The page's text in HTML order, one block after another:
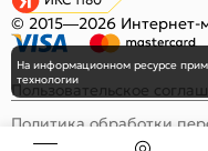
© 2015—2026 Интернет-
Пользовательское
Политика обработки
На информационном ресурсе
технологии